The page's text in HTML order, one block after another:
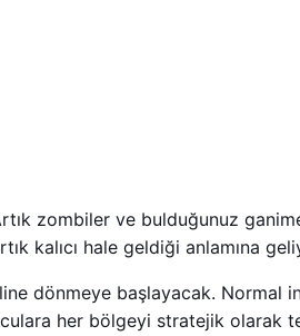
zombiler ve bulduğunuz
kalıcı hale geldiği anlamına
dönmeye başlayacak. Normal
her bölgeyi stratejik olarak